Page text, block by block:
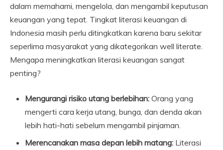
dalam memahami, mengelola, dan mengambil keputusan
keuangan yang tepat. Tingkat literasi keuangan di
Indonesia masih perlu ditingkatkan karena baru sekitar
seperlima masyarakat yang dikategorikan well literate.
Mengapa meningkatkan literasi keuangan sangat
penting?
Mengurangi risiko utang berlebihan: Orang yang
mengerti cara kerja utang, bunga, dan denda akan
lebih hati-hati sebelum mengambil pinjaman.
Merencanakan masa depan lebih matang: Literasi